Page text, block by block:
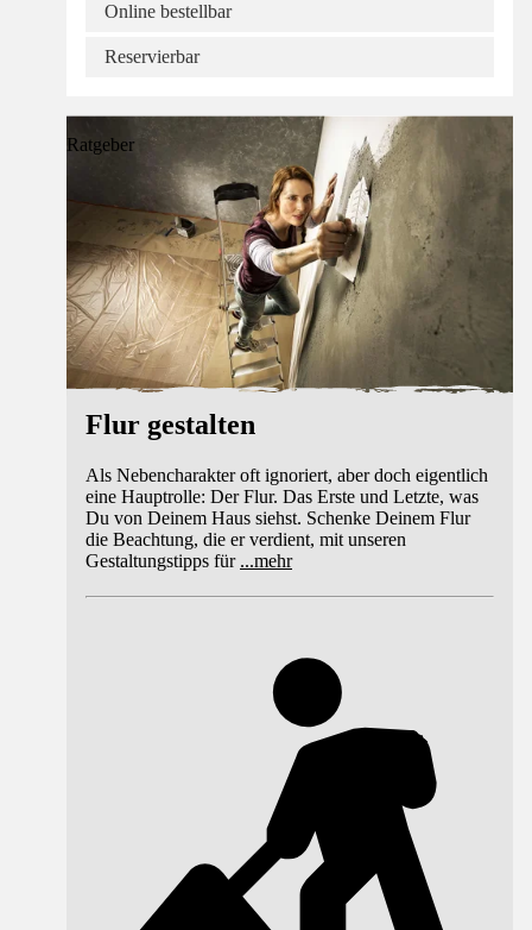
Online bestellbar
Reservierbar
Ratgeber
Flur gestalten
Als Nebencharakter oft ignoriert, aber doch eigentlich
eine Hauptrolle: Der Flur. Das Erste und Letzte, was
Du von Deinem Haus siehst. Schenke Deinem Flur
die Beachtung, die er verdient, mit unseren
Gestaltungstipps für ...mehr